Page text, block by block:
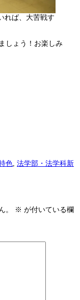
れば、大苦戦す
しょう！お楽しみ
色 法学部・法学科タ
新
。 ※ が付いている欄